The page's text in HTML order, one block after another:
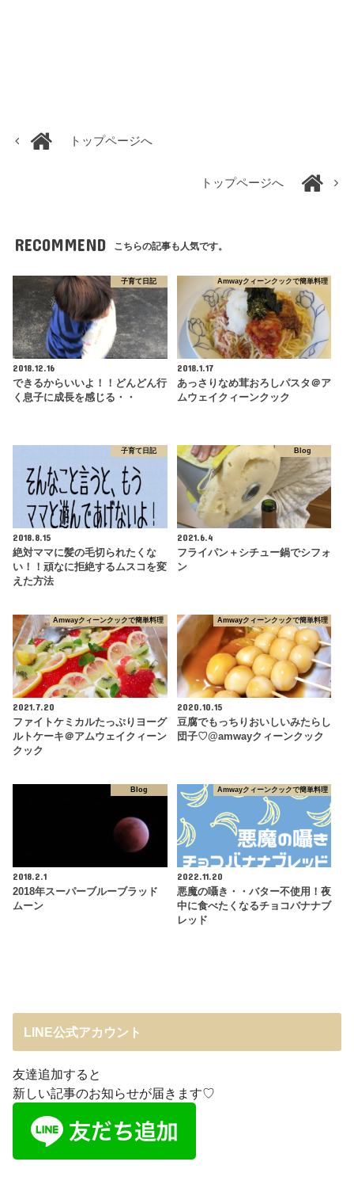
トップページへ
トップページへ
RECOMMEND こちらの記事も人気です。
子育て日記
2018.12.16
できるからいいよ！！どんどん行
く息子に成長を感じる・・
Amwayクィーンクックで簡単料理
2018.1.17
あっさりなめ茸おろしパスタ＠ア
ムウェイクィーンクック
子育て日記
2018.8.15
絶対ママに髪の毛切られたくな
い！！頑なに拒絶するムスコを変
えた方法
Blog
2021.6.4
フライパン＋シチュー鍋でシフォ
ン
Amwayクィーンクックで簡単料理
2021.7.20
ファイトケミカルたっぷりヨーグ
ルトケーキ＠アムウェイクィーン
クック
Amwayクィーンクックで簡単料理
2020.10.15
豆腐でもっちりおいしいみたらし
団子♡@amwayクィーンクック
Blog
2018.2.1
2018年スーパーブルーブラッド
ムーン
Amwayクィーンクックで簡単料理
2022.11.20
悪魔の囁き・・バター不使用！夜
中に食べたくなるチョコバナナブ
レッド
LINE公式アカウント
友達追加すると
新しい記事のお知らせが届きます♡